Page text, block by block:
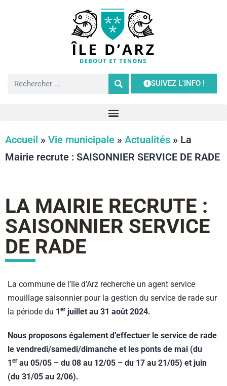
SUIVEZ L'INFO !
Accueil » Vie municipale » Actualités » La
Mairie recrute : SAISONNIER SERVICE DE RADE
LA MAIRIE RECRUTE :
SAISONNIER SERVICE
DE RADE
La commune de l’Ile d’Arz recherche un agent service
mouillage saisonnier pour la gestion du service de rade sur
la période du 1 erjuillet au 31 août 2024.
Nous proposons également d’effectuer le service de rade
le vendredi/samedi/dimanche et les ponts de mai (du
1 erau 05/05 – du 08 au 12/05 – du 17 au 21/05) et juin
(du 31/05 au 2/06).